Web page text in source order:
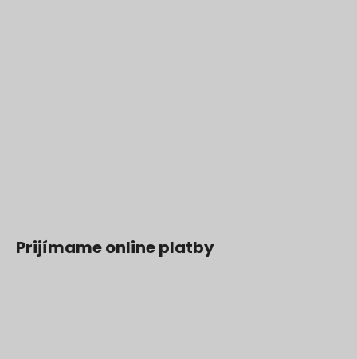
Prijímame online platby